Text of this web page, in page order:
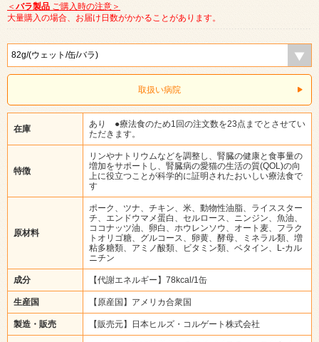
＜ バラ製品 ご購入時の注意＞
大量購入の場合、お届け日数がかかることがあります。
取扱い病院
在庫
あり ●療法食のため1回の注文数を23点までとさせてい
ただきます。
特徴
リンやナトリウムなどを調整し、腎臓の健康と食事量の
増加をサポートし、腎臓病の愛猫の生活の質(QOL)の向
上に役立つことが科学的に証明されたおいしい療法食で
す
原材料
ポーク、ツナ、チキン、米、動物性油脂、ライススター
チ、エンドウマメ蛋白、セルロース、ニンジン、魚油、
ココナッツ油、卵白、ホウレンソウ、オート麦、フラク
トオリゴ糖、グルコース、卵黄、酵母、ミネラル類、増
粘多糖類、アミノ酸類、ビタミン類、ベタイン、L-カル
ニチン
成分 【代謝エネルギー】78kcal/1缶
生産国 【原産国】アメリカ合衆国
製造・販売 【販売元】日本ヒルズ・コルゲート株式会社